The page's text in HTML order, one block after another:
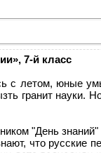
7-й класс
с летом, юные
гранит науки.
"День
что русские